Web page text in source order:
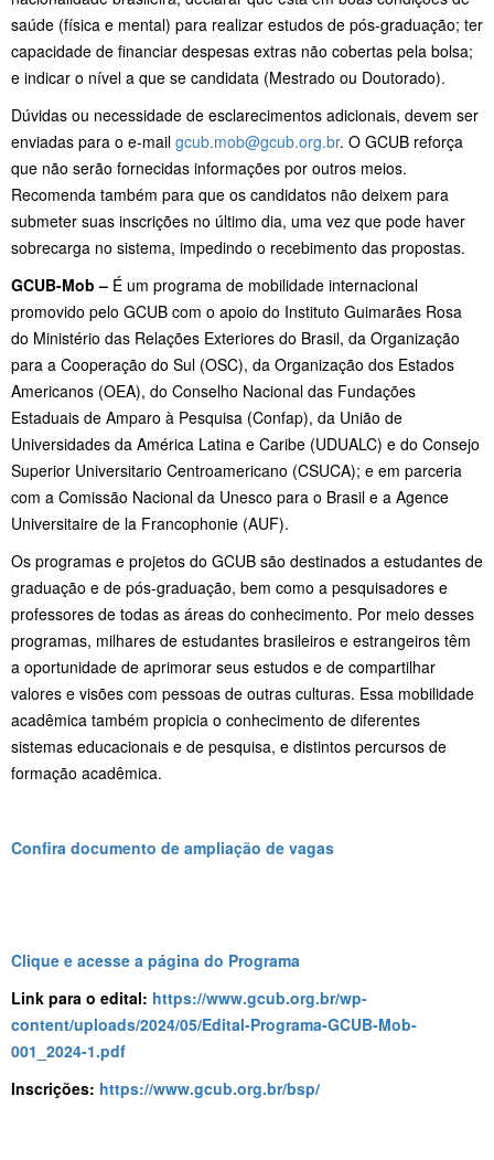
saúde (física e mental) para realizar estudos de pós-graduação; ter
capacidade de financiar despesas extras não cobertas pela bolsa;
e indicar o nível a que se candidata (Mestrado ou Doutorado).
Dúvidas ou necessidade de esclarecimentos adicionais, devem ser
enviadas para o e-mail gcub.mob@gcub.org.br. O GCUB reforça
que não serão fornecidas informações por outros meios.
Recomenda também para que os candidatos não deixem para
submeter suas inscrições no último dia, uma vez que pode haver
sobrecarga no sistema, impedindo o recebimento das propostas.
GCUB-Mob – É um programa de mobilidade internacional
promovido pelo GCUB com o apoio do Instituto Guimarães Rosa
do Ministério das Relações Exteriores do Brasil, da Organização
para a Cooperação do Sul (OSC), da Organização dos Estados
Americanos (OEA), do Conselho Nacional das Fundações
Estaduais de Amparo à Pesquisa (Confap), da União de
Universidades da América Latina e Caribe (UDUALC) e do Consejo
Superior Universitario Centroamericano (CSUCA); e em parceria
com a Comissão Nacional da Unesco para o Brasil e a Agence
Universitaire de la Francophonie (AUF).
Os programas e projetos do GCUB são destinados a estudantes de
graduação e de pós-graduação, bem como a pesquisadores e
professores de todas as áreas do conhecimento. Por meio desses
programas, milhares de estudantes brasileiros e estrangeiros têm
a oportunidade de aprimorar seus estudos e de compartilhar
valores e visões com pessoas de outras culturas. Essa mobilidade
acadêmica também propicia o conhecimento de diferentes
sistemas educacionais e de pesquisa, e distintos percursos de
formação acadêmica.
Confira documento de ampliação de vagas
Clique e acesse a página do Programa
Link para o edital: https://www.gcub.org.br/wp-
content/uploads/2024/05/Edital-Programa-GCUB-Mob-
001_2024-1.pdf
Inscrições: https://www.gcub.org.br/bsp/